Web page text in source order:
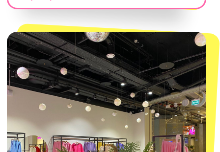
ИНН 667114098580
ОГРНИП 320665800076581
Telegram
WhatsApp
8 800 550-06-92
macrocosm_store@mail.ru
КОНТАКТЫ
Реквизиты
Магазины
Пользовательское соглашение
Политика обработки персональных